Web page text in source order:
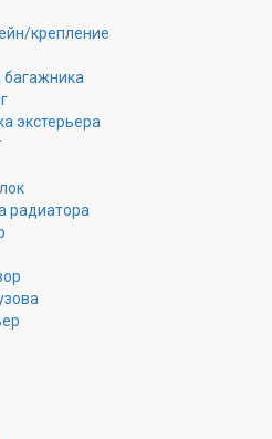
крепление
экстерьера
радиатора